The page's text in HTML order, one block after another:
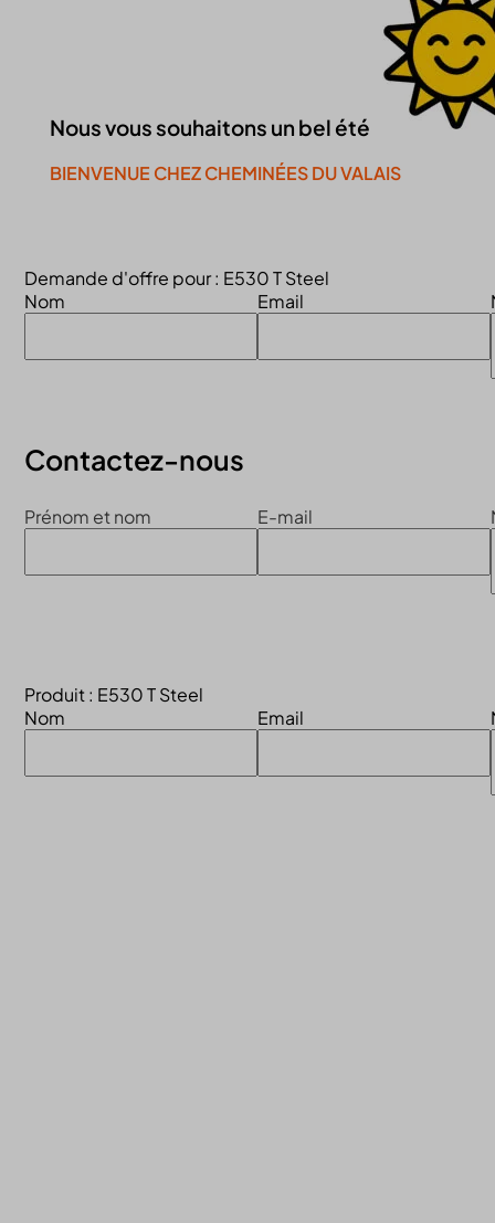
Nous vous souhaitons un bel été
BIENVENUE CHEZ CHEMINÉES DU VALAIS
Demande d'offre pour : E530 T Steel
Nom
Email
Contactez-nous
Prénom et nom E-mail
Produit : E530 T Steel
Nom
Email